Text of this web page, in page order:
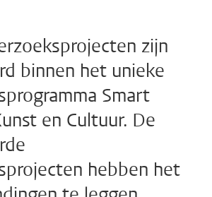
zijn
binnen het unieke
Smart
en Cultuur. De
hebben het